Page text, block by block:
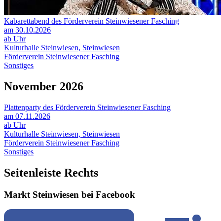
Kabarettabend des Förderverein Steinwiesener Fasching
am 30.10.2026
ab Uhr
Kulturhalle Steinwiesen, Steinwiesen
Förderverein Steinwiesener Fasching
Sonstiges
November 2026
Plattenparty des Förderverein Steinwiesener Fasching
am 07.11.2026
ab Uhr
Kulturhalle Steinwiesen, Steinwiesen
Förderverein Steinwiesener Fasching
Sonstiges
Seitenleiste Rechts
Markt Steinwiesen bei Facebook